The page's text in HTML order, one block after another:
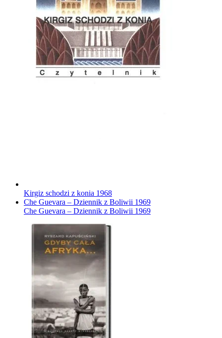
Kirgiz schodzi z konia 1968
Che Guevara – Dziennik z Boliwii 1969
Che Guevara – Dziennik z Boliwii 1969